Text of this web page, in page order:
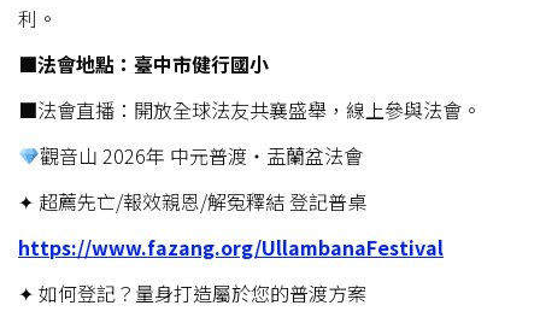
利。
■法會地點：臺中市健行國小
■法會直播：開放全球法友共襄盛舉，線上參與法會。
觀音山 2026年 中元普渡‧盂蘭盆法會
✦ 超薦先亡/報效親恩/解冤釋結 登記普桌
https://www.fazang.org/UllambanaFestival
✦ 如何登記？量身打造屬於您的普渡方案